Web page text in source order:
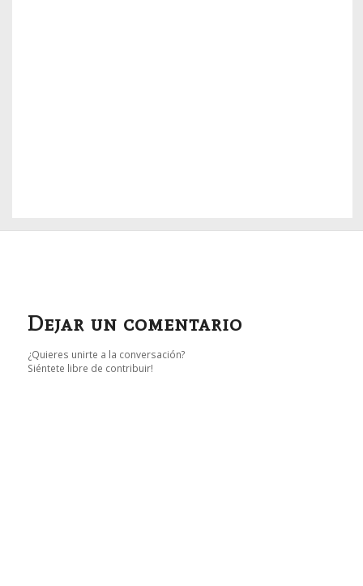
Dejar un comentario
¿Quieres unirte a la conversación?
Siéntete libre de contribuir!